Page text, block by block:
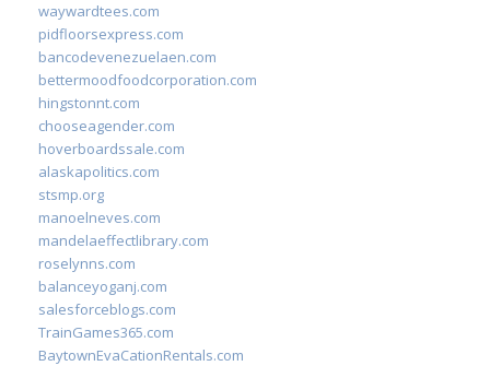
waywardtees.com
pidfloorsexpress.com
bancodevenezuelaen.com
bettermoodfoodcorporation.com
hingstonnt.com
chooseagender.com
hoverboardssale.com
alaskapolitics.com
stsmp.org
manoelneves.com
mandelaeffectlibrary.com
roselynns.com
balanceyoganj.com
salesforceblogs.com
TrainGames365.com
BaytownEvaCationRentals.com